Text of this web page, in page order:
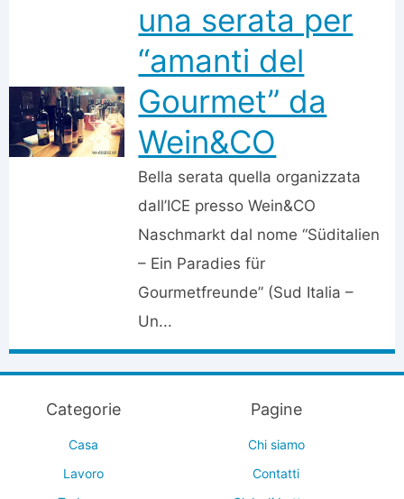
una serata per
“amanti del
Gourmet” da
Wein&CO
Bella serata quella organizzata
dall’ICE presso Wein&CO
Naschmarkt dal nome “Süditalien
– Ein Paradies für
Gourmetfreunde” (Sud Italia –
Un...
Categorie
Casa
Lavoro
Pagine
Chi siamo
Contatti